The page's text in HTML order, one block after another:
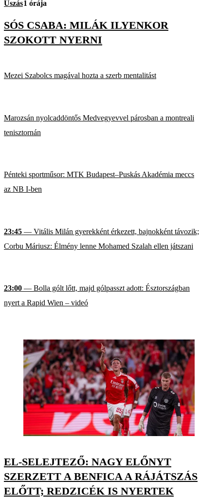
Úszás1 órája
SÓS CSABA: MILÁK ILYENKOR
SZOKOTT NYERNI
Mezei Szabolcs magával hozta a szerb mentalitást
Marozsán nyolcaddöntős Medvegyevvel párosban a montreali
tenisztornán
Pénteki sportműsor: MTK Budapest–Puskás Akadémia meccs
az NB I-ben
23:45 — Vitális Milán gyerekként érkezett, bajnokként távozik;
Corbu Máriusz: Élmény lenne Mohamed Szalah ellen játszani
23:00 — Bolla gólt lőtt, majd gólpasszt adott: Észtországban
nyert a Rapid Wien – videó
EL-SELEJTEZŐ: NAGY ELŐNYT
SZERZETT A BENFICA A RÁJÁTSZÁS
ELŐTT; REDZICÉK IS NYERTEK